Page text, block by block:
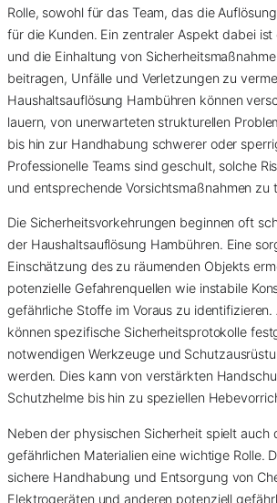
Rolle, sowohl für das Team, das die
für die Kunden. Ein zentraler Aspekt dabei ist
und die Einhaltung von
beitragen, Unfälle und Verletzungen zu
Haushaltsauflösung Hambühren können
lauern, von unerwarteten strukturellen
bis hin zur Handhabung schwerer oder
Professionelle Teams sind geschult, solche
und entsprechende Vorsichtsmaßnahmen zu
Die Sicherheitsvorkehrungen beginnen oft
der Haushaltsauflösung Hambühren. Eine
Einschätzung des zu räumenden Objekts
potenzielle Gefahrenquellen wie instabile
gefährliche Stoffe im Voraus zu identifizieren.
können spezifische Sicherheitsprotokolle
notwendigen Werkzeuge und
werden. Dies kann von verstärkten
Schutzhelme bis hin zu speziellen
Neben der physischen Sicherheit spielt auch
gefährlichen Materialien eine wichtige Rolle.
sichere Handhabung und Entsorgung von
Elektrogeräten und anderen potenziell